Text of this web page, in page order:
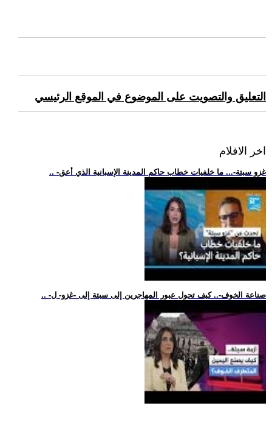
التعليق والتصويت على الموضوع في الموقع الرئيسي
اخر الافلام
.. -غزو سبتة-... ما خلفيات خطاب حاكم المدينة الإسبانية الذي أعق
.. -صناعة الخوف-.. كيف تحول عبور المهاجرين إلى سبتة إلى -غزو- ل